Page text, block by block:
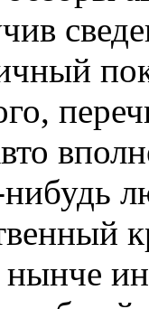
нибудь
нынче